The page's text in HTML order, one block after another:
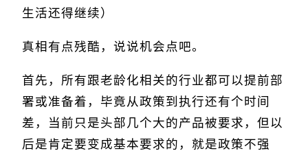
生活还得继续）
真相有点残酷，说说机会点吧。
首先，所有跟老龄化相关的行业都可以提前部
署或准备着，毕竟从政策到执行还有个时间
差，当前只是头部几个大的产品被要求，但以
后是肯定要变成基本要求的，就是政策不强